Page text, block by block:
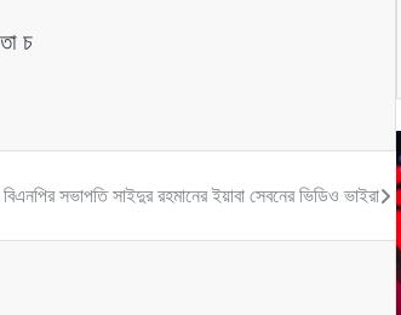
চ
সভাপতি সাইদুর রহমানের ইয়াবা সেবনের ভিডিও ভাইরা